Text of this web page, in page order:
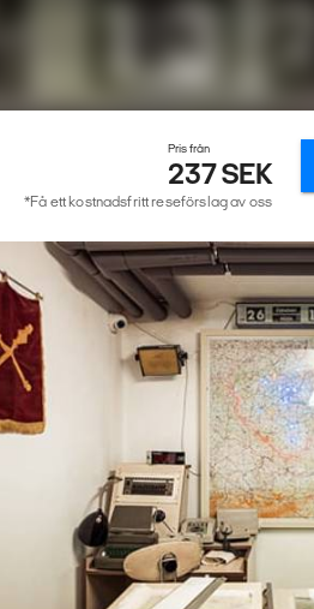
Pris från
237 SEK
*Få ett kostnadsfritt reseförslag av oss